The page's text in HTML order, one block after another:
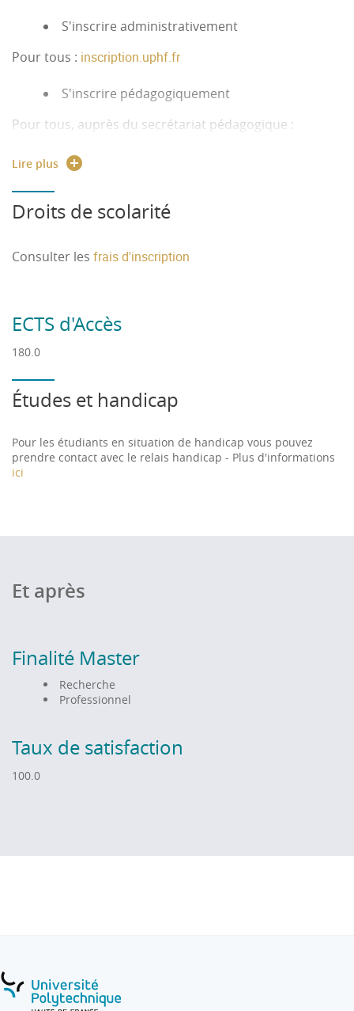
S'inscrire administrativement
Pour tous : inscription.uphf.fr
S'inscrire pédagogiquement
Pour tous, auprès du secrétariat pédagogique :
Lire plus
Droits de scolarité
Consulter les frais d'inscription
ECTS d'Accès
180.0
Études et handicap
Pour les étudiants en situation de handicap vous pouvez
prendre contact avec le relais handicap - Plus d'informations
ici
Et après
Finalité Master
Recherche
Professionnel
Taux de satisfaction
100.0